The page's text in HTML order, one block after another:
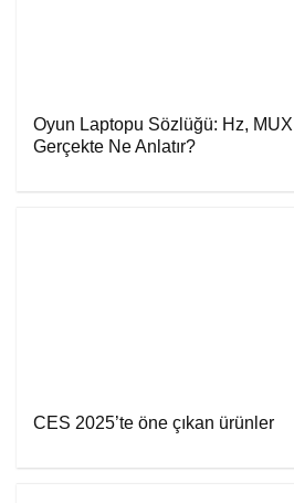
Oyun Laptopu Sözlüğü: Hz,
Gerçekte Ne Anlatır?
CES 2025’te öne çıkan ürünler